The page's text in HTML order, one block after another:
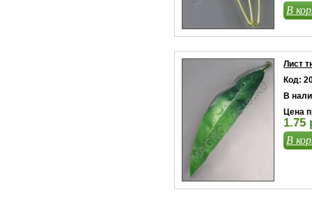
В
Лист
Код:
В
Цена
1.75
В